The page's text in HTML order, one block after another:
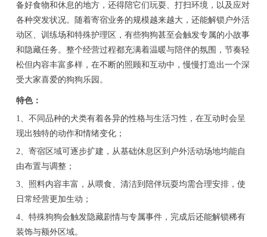
备好食物和休息的地方，还得陪它们玩耍、打扫环境，以及应对
各种突发状况。随着寄宿业务的规模越来越大，还能解锁户外活
动区、训练场和特殊护理区，有些狗狗甚至会触发专属的小故事
和隐藏任务。整个经营过程都充满着温暖与陪伴的氛围，节奏轻
松但内容丰富多样，在不断的照顾和互动中，慢慢打造出一个深
受大家喜爱的狗狗乐园。
特色：
1、不同品种的犬类有着各异的性格与生活习性，在互动时会呈
现出独特的动作和情绪变化；
2、寄宿区域可逐步扩建，从基础休息区到户外活动场地均能自
由布置与调整；
3、照料内容丰富，从喂食、清洁到陪伴玩耍均需合理安排，使
日常经营更加生动；
4、特殊狗狗会触发隐藏剧情与专属事件，完成后还能解锁稀有
装饰与额外区域。